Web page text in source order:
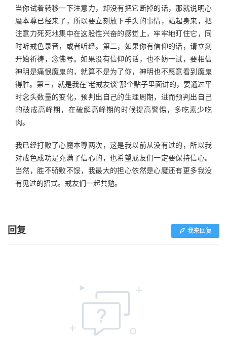
当你试着转移一下注意力，却没有把它断掉的话，那就说明心
魔本尊已经来了，所以要立刻放下手头的事情，站起身来，把
注意力死死地集中在这股性兴奋的感觉上，牢牢地盯住它，同
时听戒色录音，或者听经。第二，如果你有信仰的话，请立刻
开始祈祷，念佛号。如果没有信仰的话，也不妨一试，要相信
神明是痛恨魔鬼的，就算不是为了你，神明也不愿意看到魔鬼
得胜。第三，就是我在“老戒友谈”那个贴子里面讲的，要通过平
时念头数量的变化，预判出自己的生理周期，进而预判出自己
的破戒高峰期，在破解高峰期的时候提高警惕，多吃素少吃
肉。
我已经打败了心魔本尊两次，这是我以前从没有过的，所以我
对戒色成功是充满了信心的，也希望戒友们一定要保持信心。
当然，胜不骄败不馁，我最大的担心依然是心魔还有更多我没
有见过的招式。戒友们一起共勉。
回复 我来回复